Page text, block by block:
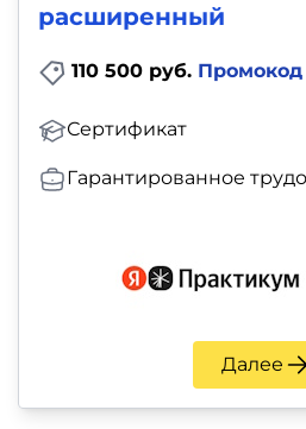
расширенный
110 500 руб. Промокод
Сертификат
Гарантированное
Далее